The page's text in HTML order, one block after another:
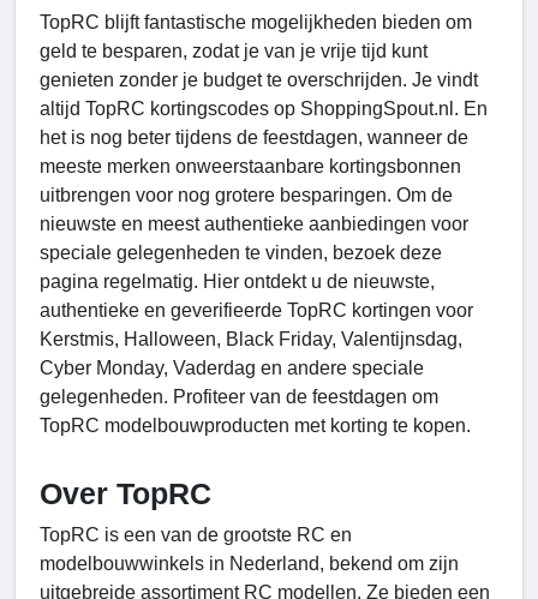
TopRC blijft fantastische mogelijkheden bieden om
geld te besparen, zodat je van je vrije tijd kunt
genieten zonder je budget te overschrijden. Je vindt
altijd TopRC kortingscodes op ShoppingSpout.nl. En
het is nog beter tijdens de feestdagen, wanneer de
meeste merken onweerstaanbare kortingsbonnen
uitbrengen voor nog grotere besparingen. Om de
nieuwste en meest authentieke aanbiedingen voor
speciale gelegenheden te vinden, bezoek deze
pagina regelmatig. Hier ontdekt u de nieuwste,
authentieke en geverifieerde TopRC kortingen voor
Kerstmis, Halloween, Black Friday, Valentijnsdag,
Cyber ​​Monday, Vaderdag en andere speciale
gelegenheden. Profiteer van de feestdagen om
TopRC modelbouwproducten met korting te kopen.
Over TopRC
TopRC is een van de grootste RC en
modelbouwwinkels in Nederland, bekend om zijn
uitgebreide assortiment RC modellen. Ze bieden een